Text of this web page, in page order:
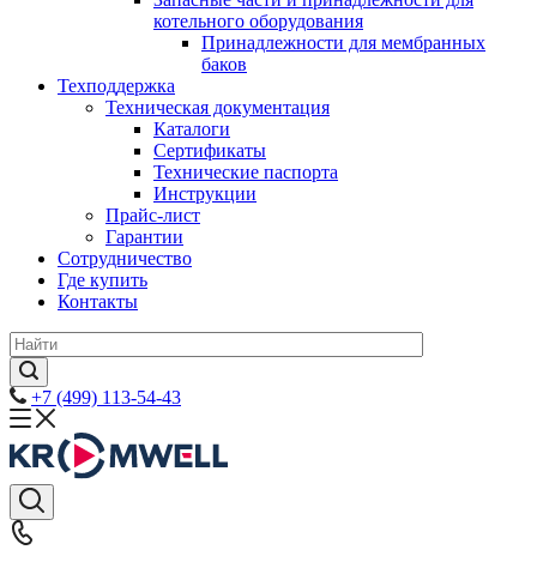
котельного оборудования
Принадлежности для мембранных
баков
Техподдержка
Техническая документация
Каталоги
Сертификаты
Технические паспорта
Инструкции
Прайс-лист
Гарантии
Сотрудничество
Где купить
Контакты
+7 (499) 113-54-43